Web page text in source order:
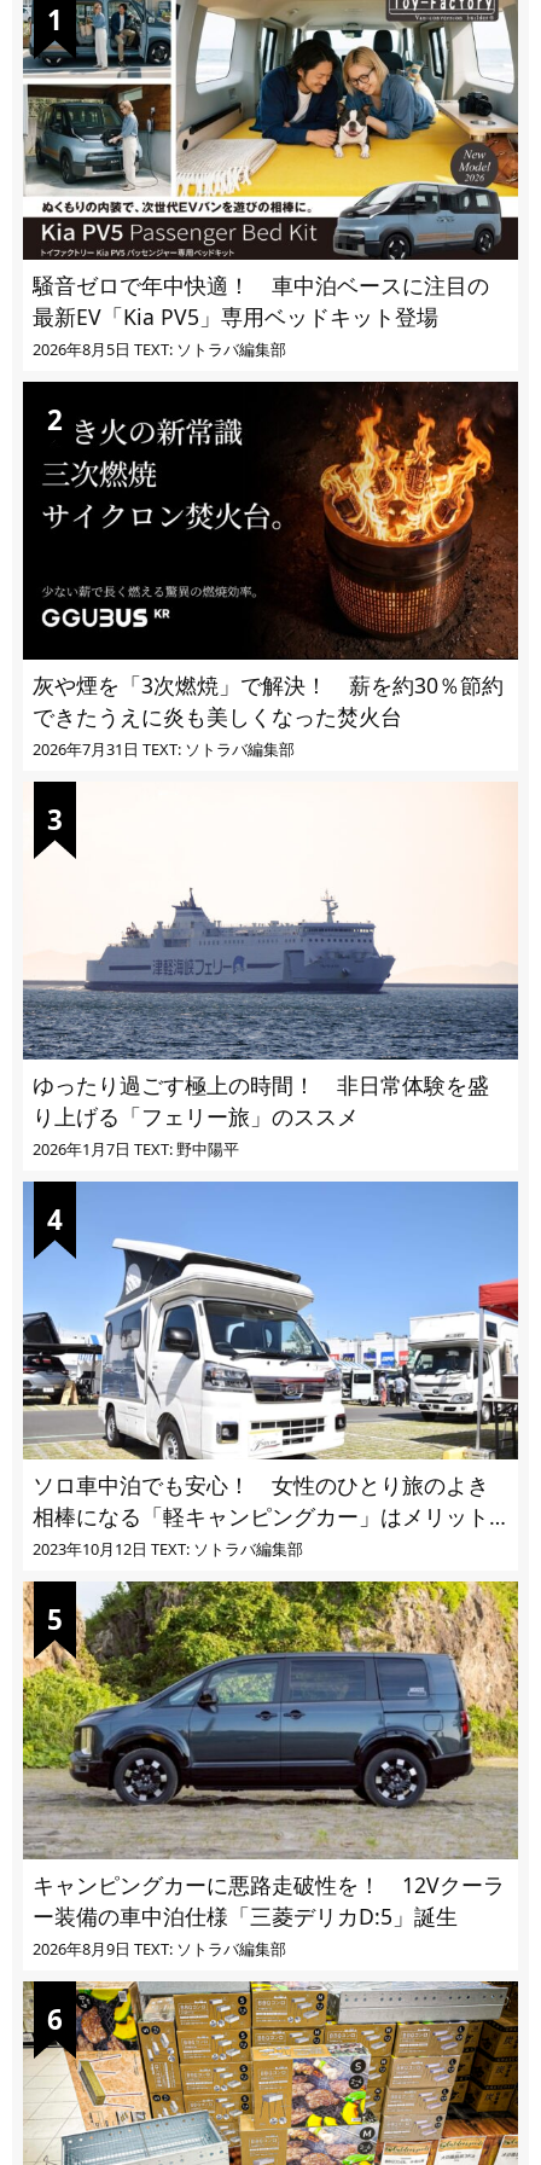
騒音ゼロで年中快適！ 車中泊ベースに注目の
最新EV「Kia PV5」専用ベッドキット登場
2026年8月5日 TEXT: ソトラバ編集部
灰や煙を「3次燃焼」で解決！ 薪を約30％節約
できたうえに炎も美しくなった焚火台
2026年7月31日 TEXT: ソトラバ編集部
ゆったり過ごす極上の時間！ 非日常体験を盛
り上げる「フェリー旅」のススメ
2026年1月7日 TEXT: 野中陽平
ソロ車中泊でも安心！ 女性のひとり旅のよき
相棒になる「軽キャンピングカー」はメリット
ばかり
2023年10月12日 TEXT: ソトラバ編集部
キャンピングカーに悪路走破性を！ 12Vクーラ
ー装備の車中泊仕様「三菱デリカD:5」誕生
2026年8月9日 TEXT: ソトラバ編集部